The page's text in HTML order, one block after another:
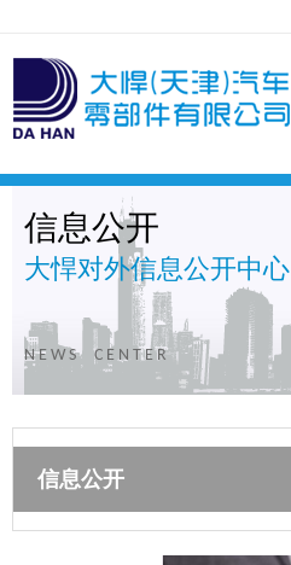
信息公开
大悍对外信息公开中心
N E W S C E N T E R
信息公开